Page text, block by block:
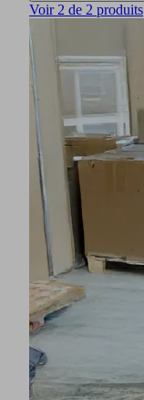
Voir 2 de 2 produits